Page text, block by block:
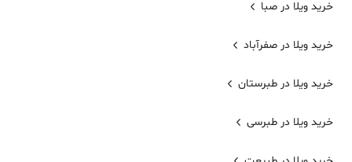
خرید ویلا در صبا
خرید ویلا در صفرآباد
خرید ویلا در طبرستان
خرید ویلا در طبرسی